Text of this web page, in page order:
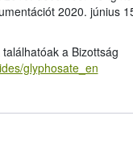
2020. június
a Bizottság
glyphosate_en